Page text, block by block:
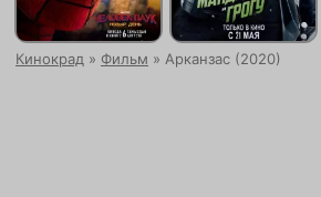
Кинокрад » Фильм » Арканзас (2020)